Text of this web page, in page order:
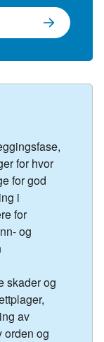
for hvor
for god
i
for
og
skader og
av
orden og